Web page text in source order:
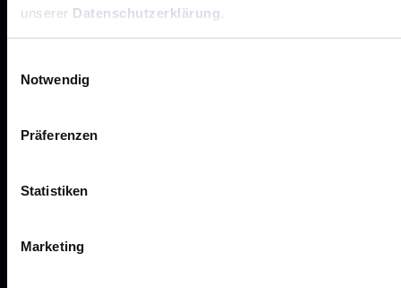
unserer Datenschutzerklärung.
Notwendig
Präferenzen
Statistiken
Marketing
Ansprechpartner*innen
Werbemöglichkeiten
Business-News
Wirtschaftslöwen